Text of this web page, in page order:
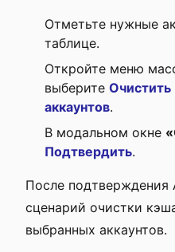
Отметьте нужные
таблице.
Откройте меню
выберите
аккаунтов.
В модальном окне
Подтвердить.
После подтверждения
сценарий очистки
выбранных аккаунтов.